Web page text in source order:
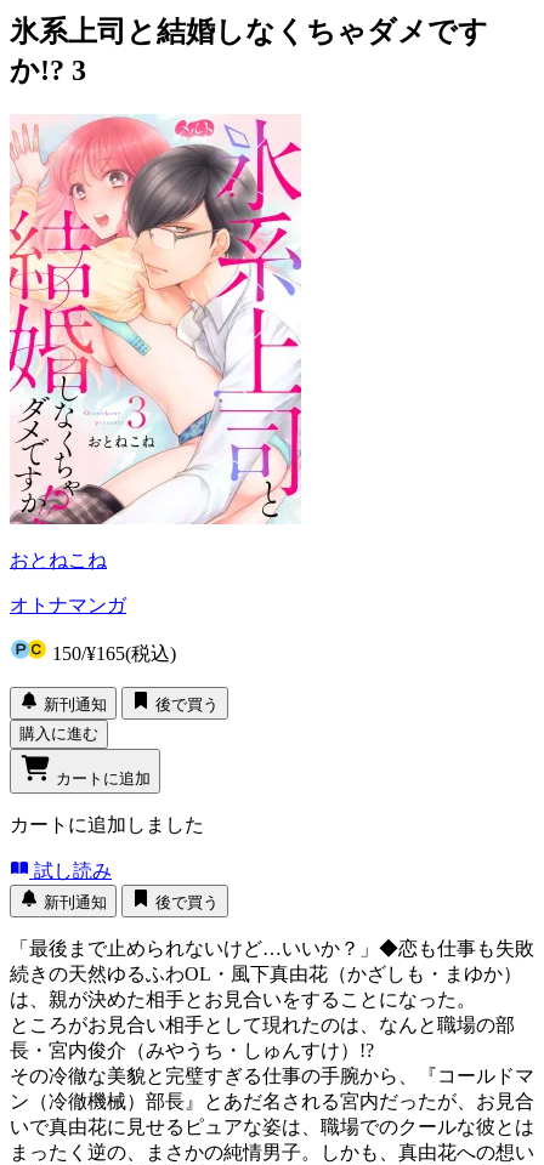
氷系上司と結婚しなくちゃダメです
か!? 3
おとねこね
オトナマンガ
150/¥165(税込)
新刊通知
後で買う
購入に進む
カートに追加
カートに追加しました
試し読み
新刊通知 後で買う
「最後まで止められないけど…いいか？」◆恋も仕事も失敗
続きの天然ゆるふわOL・風下真由花（かざしも・まゆか）
は、親が決めた相手とお見合いをすることになった。
ところがお見合い相手として現れたのは、なんと職場の部
長・宮内俊介（みやうち・しゅんすけ）!?
その冷徹な美貌と完璧すぎる仕事の手腕から、『コールドマ
ン（冷徹機械）部長』とあだ名される宮内だったが、お見合
いで真由花に見せるピュアな姿は、職場でのクールな彼とは
まったく逆の、まさかの純情男子。しかも、真由花への想い